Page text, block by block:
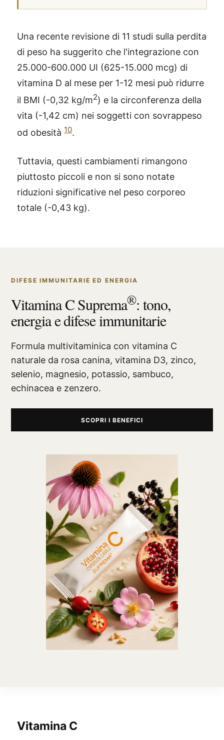
Una recente revisione di 11 studi sulla perdita
di peso ha suggerito che l'integrazione con
25.000-600.000 UI (625-15.000 mcg) di
vitamina D al mese per 1-12 mesi può ridurre
il BMI (-0,32 kg/m2) e la circonferenza della
vita (-1,42 cm) nei soggetti con sovrappeso
od obesità 10.
Tuttavia, questi cambiamenti rimangono
piuttosto piccoli e non si sono notate
riduzioni significative nel peso corporeo
totale (-0,43 kg).
DIFESE IMMUNITARIE ED ENERGIA
Vitamina C Suprema®: tono,
energia e difese immunitarie
Formula multivitaminica con vitamina C
naturale da rosa canina, vitamina D3, zinco,
selenio, magnesio, potassio, sambuco,
echinacea e zenzero.
SCOPRI I BENEFICI
Vitamina C